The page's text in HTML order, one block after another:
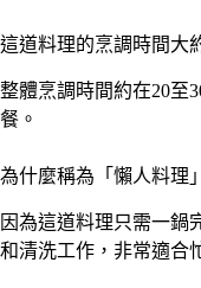
這道料理的烹調時間大
整體烹調時間約在20至
餐。
為什麼稱為「懶人料理
因為這道料理只需一鍋
和清洗工作，非常適合